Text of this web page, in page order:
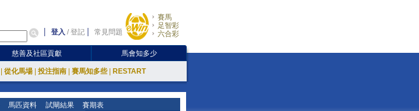
登入 /登記 常見問題
賽馬
足智彩
六合彩
慈善及社區貢獻 馬會知多少
從化馬場 投注指南 賽馬知多些 RESTART
馬匹資料 試閘結果 賽期表